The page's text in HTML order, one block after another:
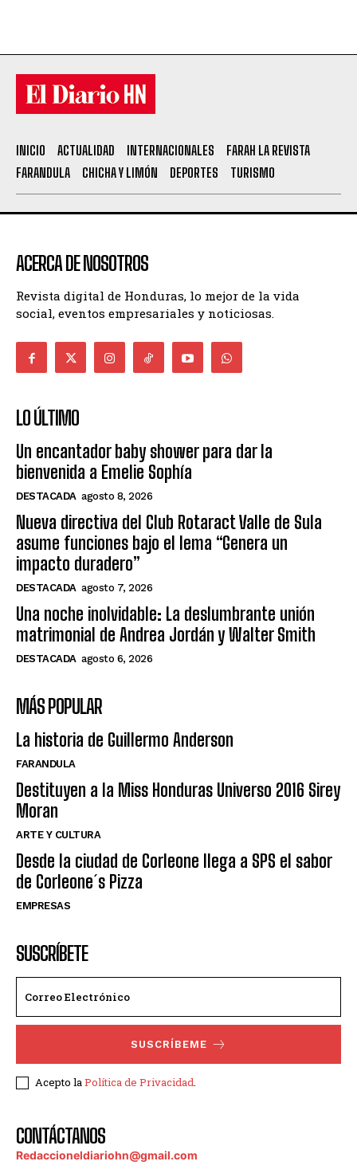
INICIO ACTUALIDAD INTERNACIONALES
FARAH LA REVISTA
FARANDULA
CHICHA Y LIMÓN DEPORTES TURISMO
ACERCA DE NOSOTROS
Revista digital de Honduras, lo mejor de la vida
social, eventos empresariales y noticiosas.
LO ÚLTIMO
Un encantador baby shower para dar la
bienvenida a Emelie Sophía
DESTACADA agosto 8, 2026
Nueva directiva del Club Rotaract Valle de Sula
asume funciones bajo el lema “Genera un
impacto duradero”
DESTACADA agosto 7, 2026
Una noche inolvidable: La deslumbrante unión
matrimonial de Andrea Jordán y Walter Smith
DESTACADA agosto 6, 2026
MÁS POPULAR
La historia de Guillermo Anderson
FARANDULA
Destituyen a la Miss Honduras Universo 2016 Sirey
Moran
ARTE Y CULTURA
Desde la ciudad de Corleone llega a SPS el sabor
de Corleone´s Pizza
EMPRESAS
SUSCRÍBETE
SUSCRÍBEME
Acepto laPolítica de Privacidad.
CONTÁCTANOS
Redaccioneldiariohn@gmail.com